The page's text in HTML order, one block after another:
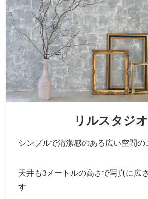
リルスタジオ
シンプルで清潔感のある広い空間の
天井も3メートルの高さで写真に広
す